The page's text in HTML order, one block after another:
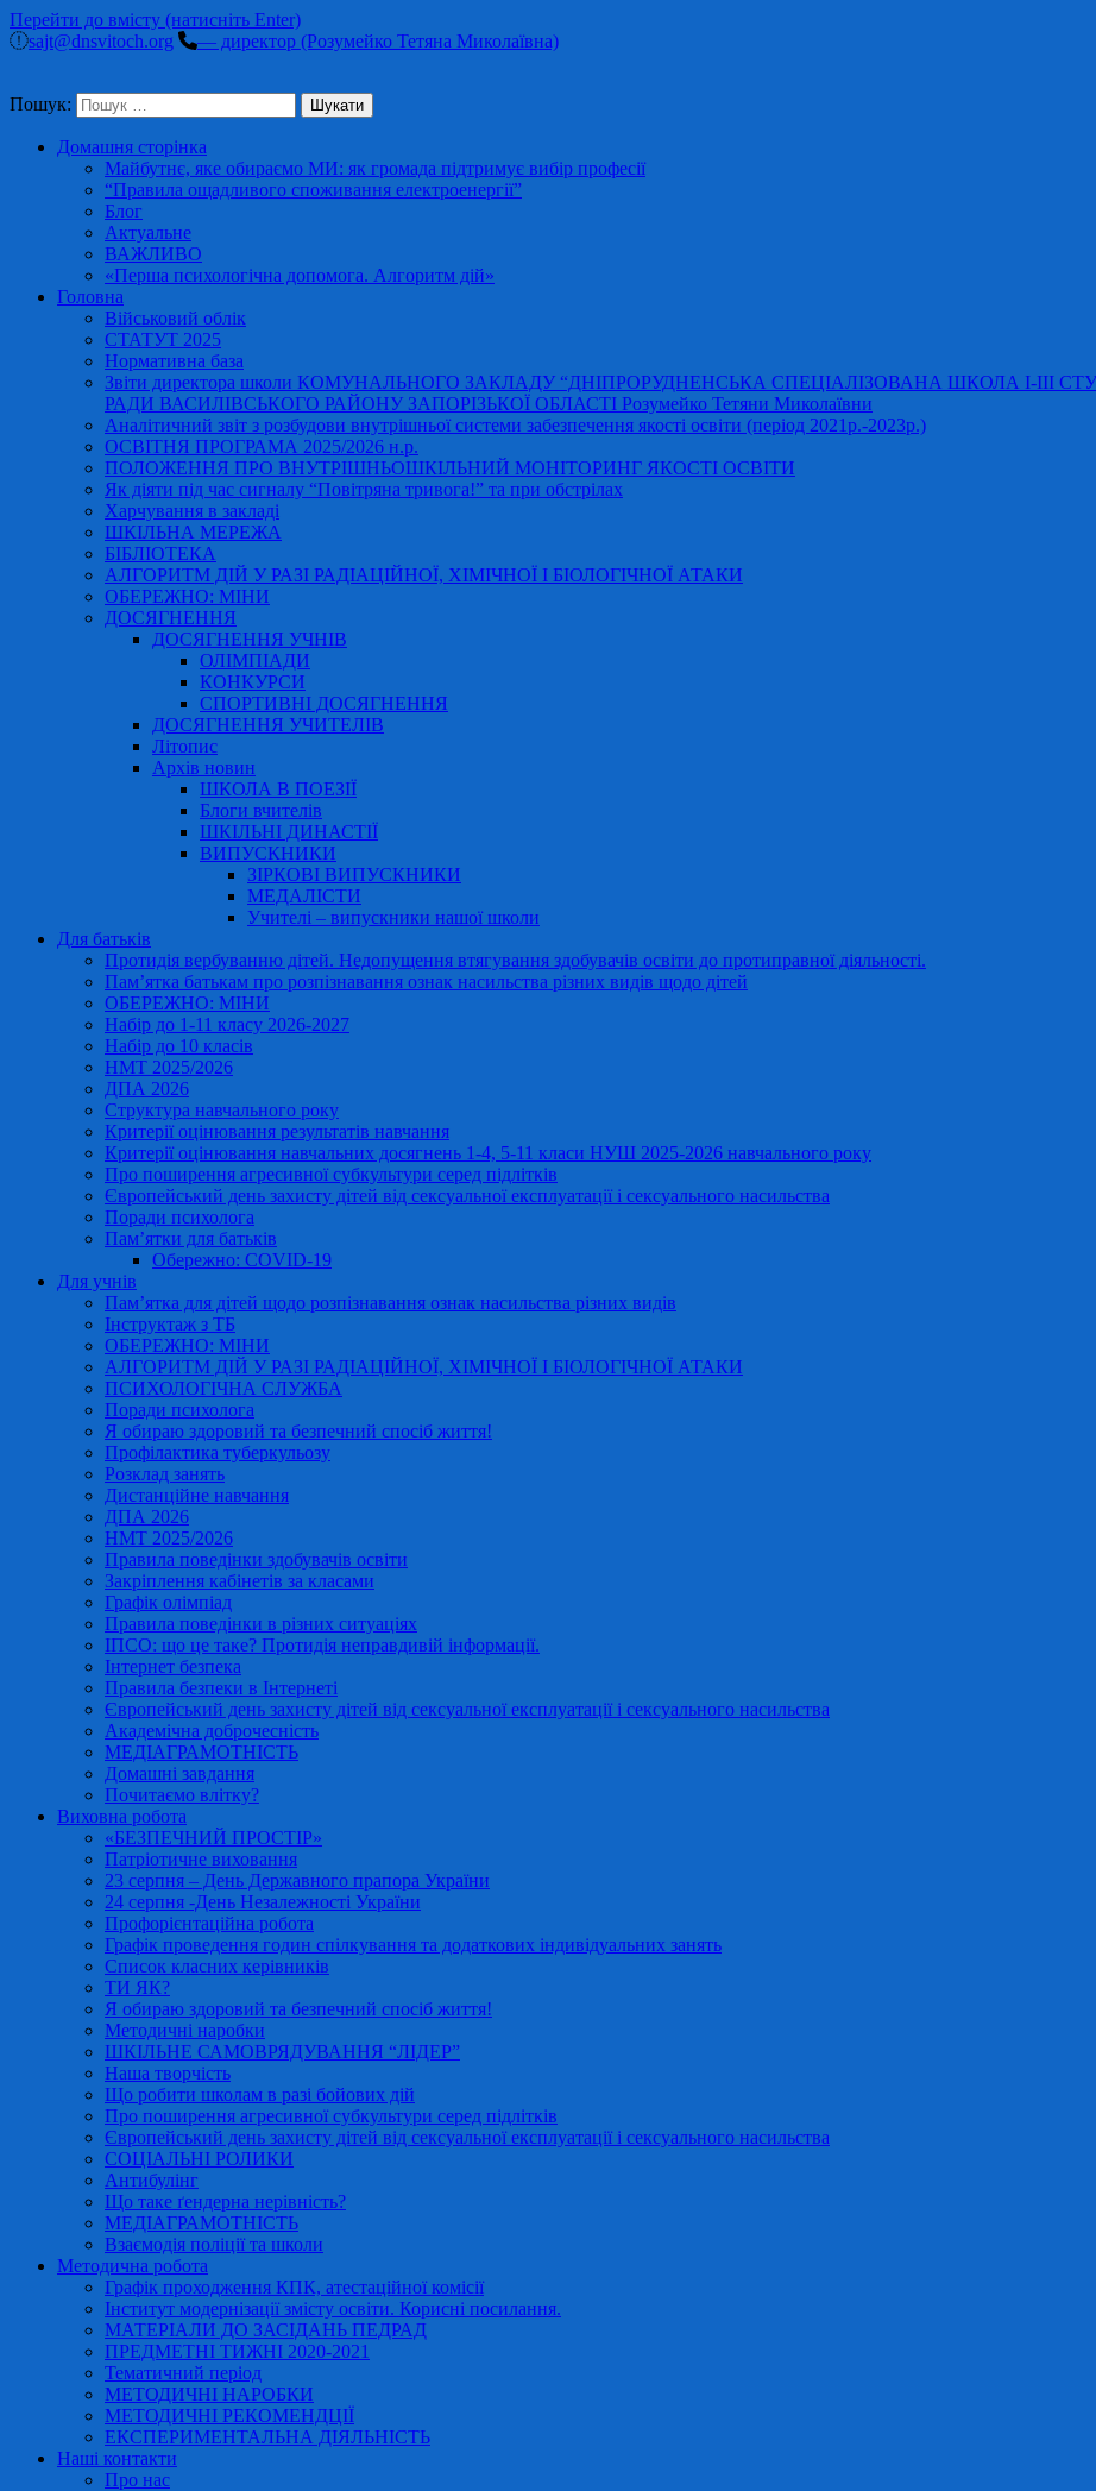
Перейти до вмісту (натисніть Enter)
sajt@dnsvitoch.org
— директор (Розумейко Тетяна Миколаївна)
Пошук:
Домашня сторінка
Майбутнє, яке обираємо МИ: як громада підтримує вибір професії
“Правила ощадливого споживання електроенергії”
Блог
Актуальне
ВАЖЛИВО
«Перша психологічна допомога. Алгоритм дій»
Головна
Військовий облік
СТАТУТ 2025
Нормативна база
Звіти директора школи КОМУНАЛЬНОГО ЗАКЛАДУ “ДНІПРОРУДНЕНСЬКА СПЕЦІАЛІЗОВАНА ШКОЛА І-ІІІ
РАДИ ВАСИЛІВСЬКОГО РАЙОНУ ЗАПОРІЗЬКОЇ ОБЛАСТІ Розумейко Тетяни Миколаївни
Аналітичний звіт з розбудови внутрішньої системи забезпечення якості освіти (період 2021р.-2023р.)
ОСВІТНЯ ПРОГРАМА 2025/2026 н.р.
ПОЛОЖЕННЯ ПРО ВНУТРІШНЬОШКІЛЬНИЙ МОНІТОРИНГ ЯКОСТІ ОСВІТИ
Як діяти під час сигналу “Повітряна тривога!” та при обстрілах
Харчування в закладі
ШКІЛЬНА МЕРЕЖА
БІБЛІОТЕКА
АЛГОРИТМ ДІЙ У РАЗІ РАДІАЦІЙНОЇ, ХІМІЧНОЇ І БІОЛОГІЧНОЇ АТАКИ
ОБЕРЕЖНО: МІНИ
ДОСЯГНЕННЯ
ДОСЯГНЕННЯ УЧНІВ
ОЛІМПІАДИ
КОНКУРСИ
СПОРТИВНІ ДОСЯГНЕННЯ
ДОСЯГНЕННЯ УЧИТЕЛІВ
Літопис
Архів новин
ШКОЛА В ПОЕЗІЇ
Блоги вчителів
ШКІЛЬНІ ДИНАСТІЇ
ВИПУСКНИКИ
ЗІРКОВІ ВИПУСКНИКИ
МЕДАЛІСТИ
Учителі – випускники нашої школи
Для батьків
Протидія вербуванню дітей. Недопущення втягування здобувачів освіти до протиправної діяльності.
Пам’ятка батькам про розпізнавання ознак насильства різних видів щодо дітей
ОБЕРЕЖНО: МІНИ
Набір до 1-11 класу 2026-2027
Набір до 10 класів
НМТ 2025/2026
ДПА 2026
Структура навчального року
Критерії оцінювання результатів навчання
Критерії оцінювання навчальних досягнень 1-4, 5-11 класи НУШ 2025-2026 навчального року
Про поширення агресивної субкультури серед підлітків
Європейський день захисту дітей від сексуальної експлуатації і сексуального насильства
Поради психолога
Пам’ятки для батьків
Обережно: COVID-19
Для учнів
Пам’ятка для дітей щодо розпізнавання ознак насильства різних видів
Інструктаж з ТБ
ОБЕРЕЖНО: МІНИ
АЛГОРИТМ ДІЙ У РАЗІ РАДІАЦІЙНОЇ, ХІМІЧНОЇ І БІОЛОГІЧНОЇ АТАКИ
ПСИХОЛОГІЧНА СЛУЖБА
Поради психолога
Я обираю здоровий та безпечний спосіб життя!
Профілактика туберкульозу
Розклад занять
Дистанційне навчання
ДПА 2026
НМТ 2025/2026
Правила поведінки здобувачів освіти
Закріплення кабінетів за класами
Графік олімпіад
Правила поведінки в різних ситуаціях
ІПСО: що це таке? Протидія неправдивій інформації.
Інтернет безпека
Правила безпеки в Інтернеті
Європейський день захисту дітей від сексуальної експлуатації і сексуального насильства
Академічна доброчесність
МЕДІАГРАМОТНІСТЬ
Домашні завдання
Почитаємо влітку?
Виховна робота
«БЕЗПЕЧНИЙ ПРОСТІР»
Патріотичне виховання
23 серпня – День Державного прапора України
24 серпня -День Незалежності України
Профорієнтаційна робота
Графік проведення годин спілкування та додаткових індивідуальних занять
Список класних керівників
ТИ ЯК?
Я обираю здоровий та безпечний спосіб життя!
Методичні наробки
ШКІЛЬНЕ САМОВРЯДУВАННЯ “ЛІДЕР”
Наша творчість
Що робити школам в разі бойових дій
Про поширення агресивної субкультури серед підлітків
Європейський день захисту дітей від сексуальної експлуатації і сексуального насильства
СОЦІАЛЬНІ РОЛИКИ
Антибулінг
Що таке ґендерна нерівність?
МЕДІАГРАМОТНІСТЬ
Взаємодія поліції та школи
Методична робота
Графік проходження КПК, атестаційної комісії
Інститут модернізації змісту освіти. Корисні посилання.
МАТЕРІАЛИ ДО ЗАСІДАНЬ ПЕДРАД
ПРЕДМЕТНІ ТИЖНІ 2020-2021
Тематичний період
МЕТОДИЧНІ НАРОБКИ
МЕТОДИЧНІ РЕКОМЕНДЦІЇ
ЕКСПЕРИМЕНТАЛЬНА ДІЯЛЬНІСТЬ
Наші контакти
Про нас